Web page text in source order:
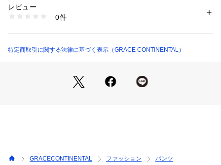
開です。
同シリーズでお作りしたリネンタッチジレジャケット【品番：
実際の商品と仕様、加工、サイズが若干異なる場合がございま
生産国：中国
洗濯：洗濯不可 漂白不可 タンブル乾燥不可 アイロンは120℃まで 弱いド
※詳しい洗濯方法については、商品の品質表示タグをご覧ください
0226211024 （ショップ）
レビュー
0件
特定商取引に関する法律に基づく表示（GRACE CONTINENTAL）
GRACECONTINENTAL ファッション
パンツ